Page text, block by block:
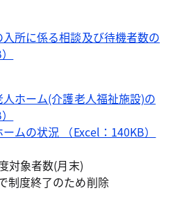
所に係る相談及び待機者数の
ホーム(介護老人福祉施設)の
ムの状況 （Excel：140KB）
象者数(月末)
終了のため削除